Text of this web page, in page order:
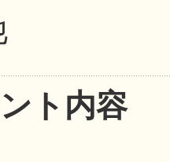
ト内容